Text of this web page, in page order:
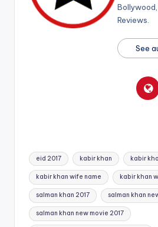
Reviews.
See
Tags:
eid 2017 kabir khan kabir
kabir khan wife name kabir khan
salman khan 2017 salman khan
salman khan new movie 2017